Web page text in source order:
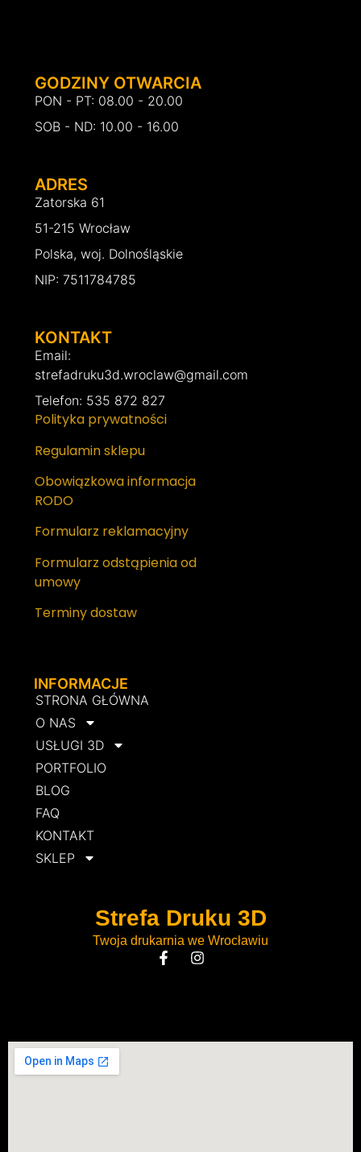
Strefa Druku 3D
Twoja drukarnia we Wrocławiu
GODZINY OTWARCIA
PON - PT: 08.00 - 20.00
SOB - ND: 10.00 - 16.00
ADRES
Zatorska 61
51-215 Wrocław
Polska, woj. Dolnośląskie
NIP: 7511784785
KONTAKT
Email:
strefadruku3d.wroclaw@gmail.com
Telefon: 535 872 827
Polityka prywatności
Regulamin sklepu
Obowiązkowa informacja
RODO
Formularz reklamacyjny
Formularz odstąpienia od
umowy
Terminy dostaw
INFORMACJE
STRONA GŁÓWNA
O NAS
USŁUGI 3D
PORTFOLIO
BLOG
FAQ
KONTAKT
SKLEP